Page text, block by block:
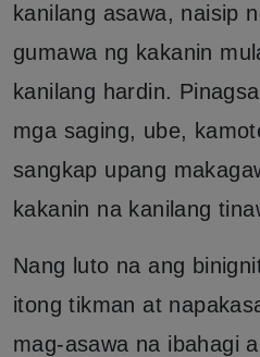
kanilang asawa, naisip
gumawa ng kakanin
kanilang hardin.
mga saging, ube,
sangkap upang
kakanin na kanilang
Nang luto na ang
itong tikman at
mag-asawa na ibahagi